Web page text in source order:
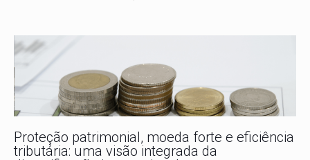
Proteção patrimonial, moeda forte e eficiência
tributária: uma visão integrada da